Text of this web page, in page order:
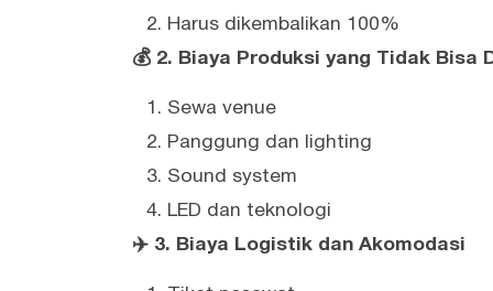
Harus dikembalikan 100%
💰2. Biaya Produksi yang Tidak Bisa
Sewa venue
Panggung dan lighting
Sound system
LED dan teknologi
✈️ 3. Biaya Logistik dan Akomodasi